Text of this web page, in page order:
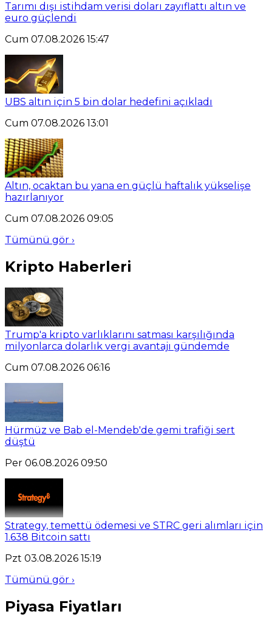
Tarımı dışı istihdam verisi doları zayıflattı altın ve
euro güçlendi
Cum 07.08.2026 15:47
UBS altın için 5 bin dolar hedefini açıkladı
Cum 07.08.2026 13:01
Altın, ocaktan bu yana en güçlü haftalık yükselişe
hazırlanıyor
Cum 07.08.2026 09:05
Tümünü gör ›
Kripto Haberleri
Trump'a kripto varlıklarını satması karşılığında
milyonlarca dolarlık vergi avantajı gündemde
Cum 07.08.2026 06:16
Hürmüz ve Bab el-Mendeb'de gemi trafiği sert
düştü
Per 06.08.2026 09:50
Strategy, temettü ödemesi ve STRC geri alımları için
1.638 Bitcoin sattı
Pzt 03.08.2026 15:19
Tümünü gör ›
Piyasa Fiyatları